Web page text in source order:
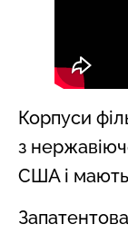
Корпуси
з
США і